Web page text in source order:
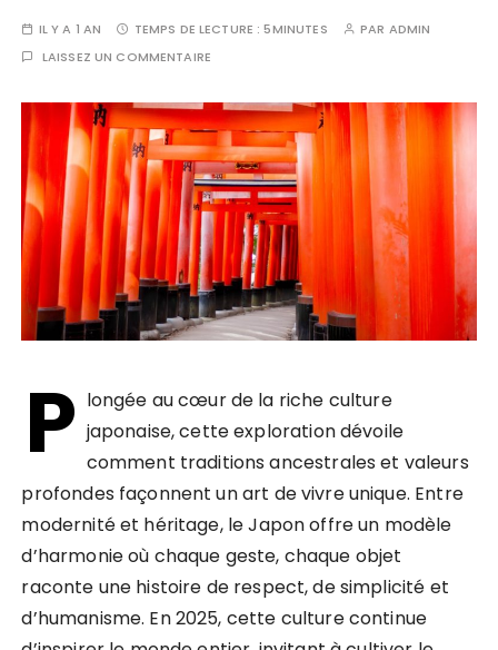
IL Y A 1 AN TEMPS DE LECTURE :5MINUTES PAR ADMIN
LAISSEZ UN COMMENTAIRE
P longée au cœur de la riche culture
japonaise, cette exploration dévoile
comment traditions ancestrales et valeurs
profondes façonnent un art de vivre unique. Entre
modernité et héritage, le Japon offre un modèle
d’harmonie où chaque geste, chaque objet
raconte une histoire de respect, de simplicité et
d’humanisme. En 2025, cette culture continue